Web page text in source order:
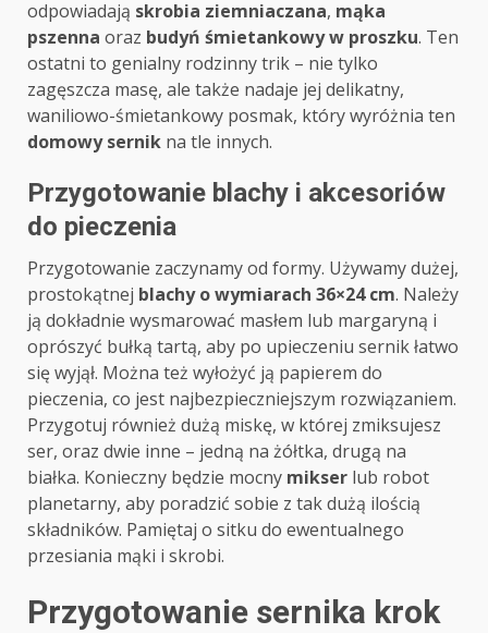
odpowiadają skrobia ziemniaczana, mąka
pszenna oraz budyń śmietankowy w proszku. Ten
ostatni to genialny rodzinny trik – nie tylko
zagęszcza masę, ale także nadaje jej delikatny,
waniliowo-śmietankowy posmak, który wyróżnia ten
domowy sernik na tle innych.
Przygotowanie blachy i akcesoriów
do pieczenia
Przygotowanie zaczynamy od formy. Używamy dużej,
prostokątnej blachy o wymiarach 36×24 cm. Należy
ją dokładnie wysmarować masłem lub margaryną i
oprószyć bułką tartą, aby po upieczeniu sernik łatwo
się wyjął. Można też wyłożyć ją papierem do
pieczenia, co jest najbezpieczniejszym rozwiązaniem.
Przygotuj również dużą miskę, w której zmiksujesz
ser, oraz dwie inne – jedną na żółtka, drugą na
białka. Konieczny będzie mocny mikser lub robot
planetarny, aby poradzić sobie z tak dużą ilością
składników. Pamiętaj o sitku do ewentualnego
przesiania mąki i skrobi.
Przygotowanie sernika krok